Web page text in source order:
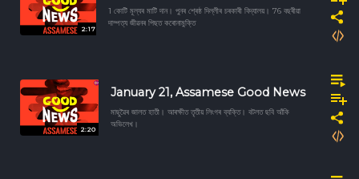
2:17
1 কোটি মূল্যৰ মাটি দান। পুনৰ শ্ৰেষ্ঠ দিল্লীৰ চৰকাৰী বিদ্যালয়। 76 বছৰীয়া
দাম্পত্য জীৱনৰ পিছত কৰোনামুক্তি
2:20
January 21, Assamese Good News
মাছুৱৈৰ জালত হাতী। আৰক্ষীত তৃতীয় লিংগৰ ব্যক্তি। বটলত ছবি আঁকি
অভিলেখ।